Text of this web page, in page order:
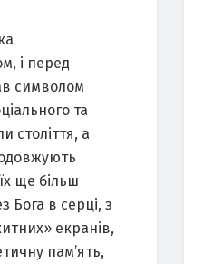
і перед
символом
та
століття, а
ще більш
Бога в серці, з
екранів,
пам’ять,